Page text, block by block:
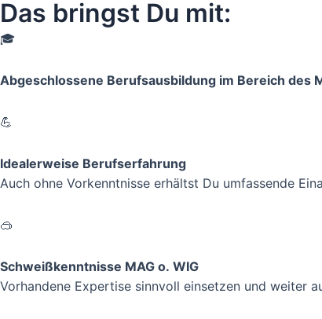
Das bringst Du mit:
🎓
Abgeschlossene Berufsausbildung im Bereich des
💪
Idealerweise Berufserfahrung
Auch ohne Vorkenntnisse erhältst Du umfassende
🥽
Schweißkenntnisse MAG o. WIG
Vorhandene Expertise sinnvoll einsetzen und weiter